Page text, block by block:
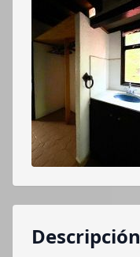
Descripción